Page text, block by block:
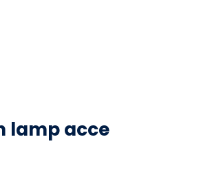
lamp acce